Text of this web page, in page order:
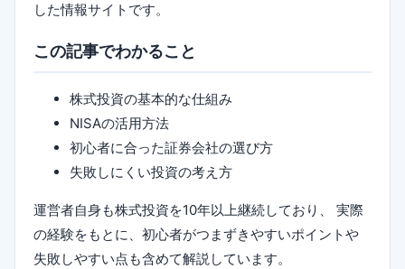
した情報サイトです。
この記事でわかること
株式投資の基本的な仕組み
NISAの活用方法
初心者に合った証券会社の選び方
失敗しにくい投資の考え方
運営者自身も株式投資を10年以上継続しており、 実際
の経験をもとに、初心者がつまずきやすいポイントや
失敗しやすい点も含めて解説しています。